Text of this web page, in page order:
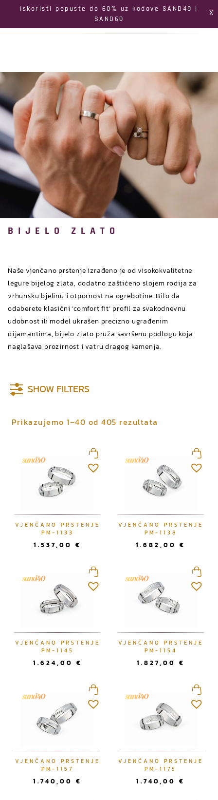
Iskoristi popuste do 60% uz kodove SAND40 i
SAND60
X
Izbornik
Profil Pretraga
BIJELO ZLATO
Naše vjenčano prstenje izrađeno je od visokokvalitetne
legure bijelog zlata, dodatno zaštićeno slojem rodija za
vrhunsku bjelinu i otpornost na ogrebotine. Bilo da
odaberete klasični ‘comfort fit’ profil za svakodnevnu
udobnost ili model ukrašen precizno ugrađenim
dijamantima, bijelo zlato pruža savršenu podlogu koja
naglašava prozirnost i vatru dragog kamenja.
SHOW FILTERS
Prikazujemo 1–40 od 405 rezultata
d
a
n
p
o
n
a
o
v
i
e
m
VJENČANO PRSTENJE
PM-1133
1.537,00 €
VJENČANO PRSTENJE
PM-1138
1.682,00 €
VJENČANO PRSTENJE
PM-1145
1.624,00 €
VJENČANO PRSTENJE
PM-1154
1.827,00 €
VJENČANO PRSTENJE
PM-1157
1.740,00 €
VJENČANO PRSTENJE
PM-1175
1.740,00 €